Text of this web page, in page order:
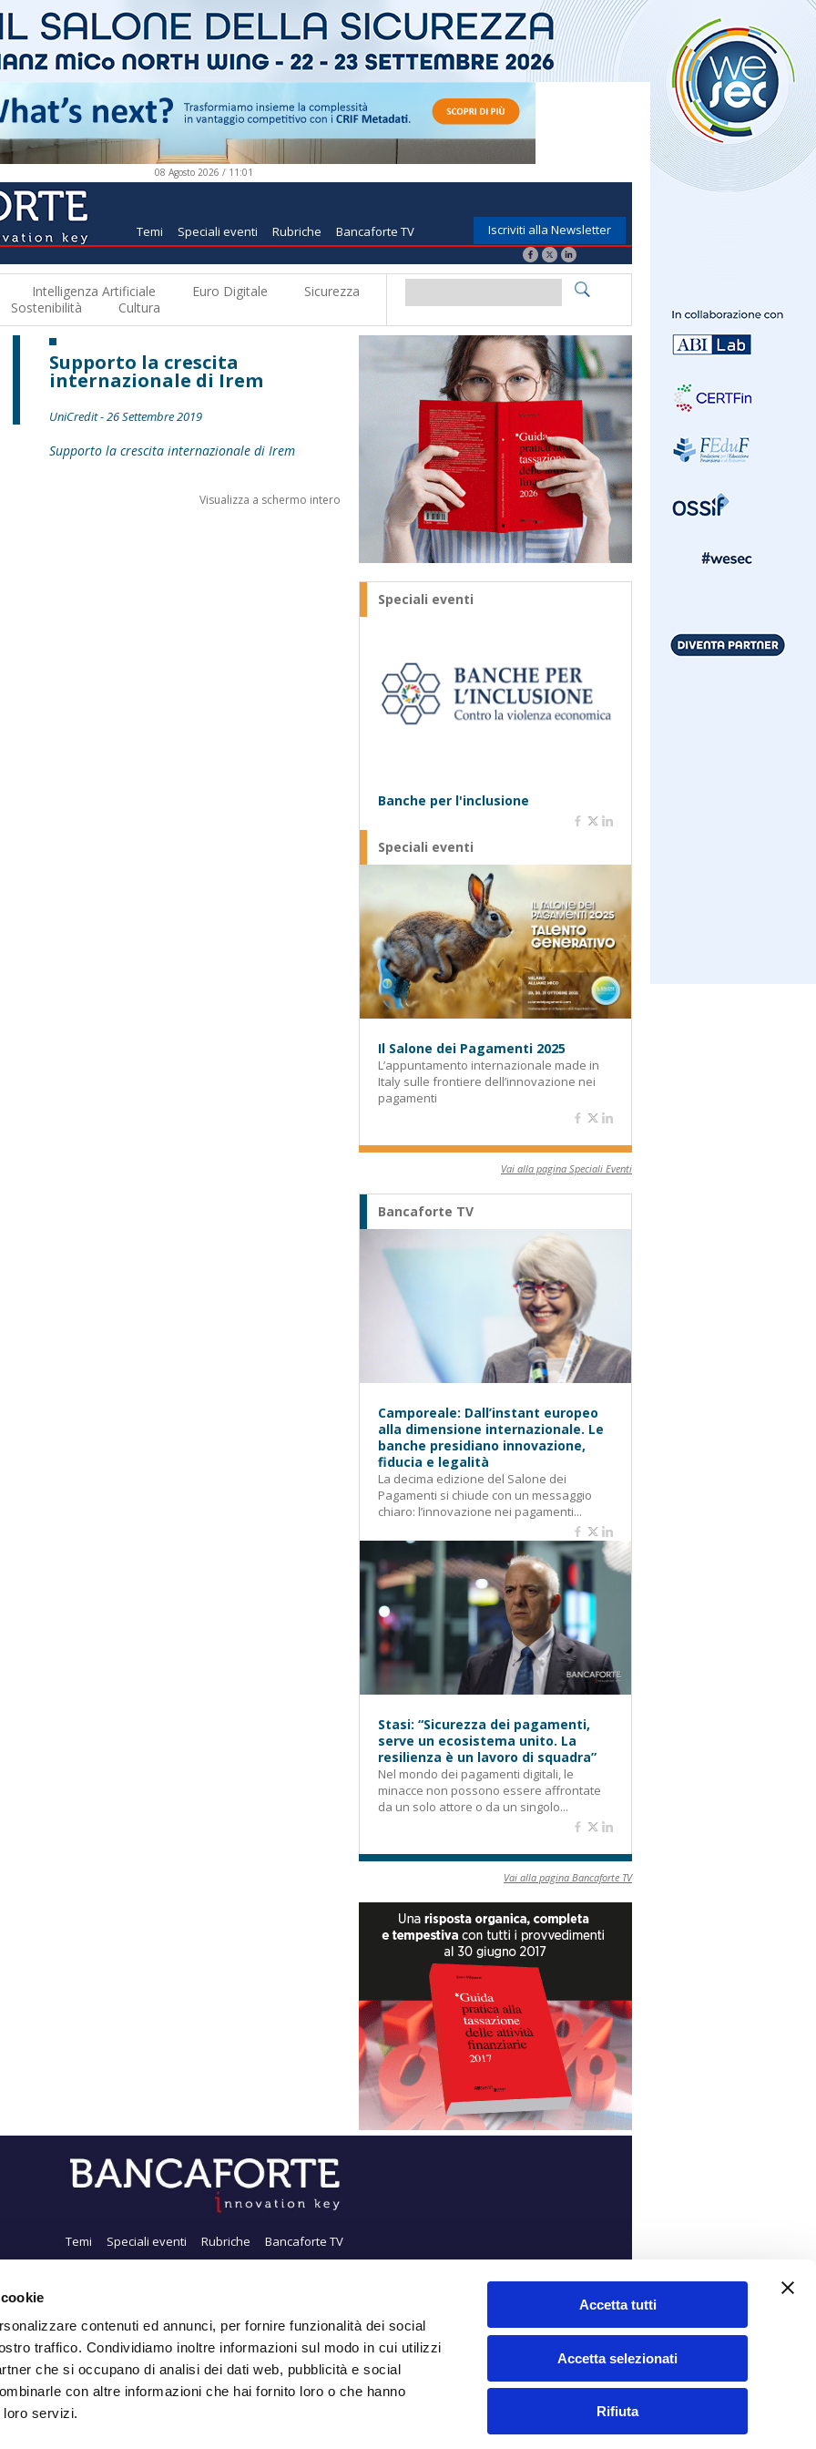
contenuti ed annunci, per fornire funzionalità dei social
traffico. Condividiamo inoltre informazioni sul modo in cui utilizzi
che si occupano di analisi dei dati web, pubblicità e social
con altre informazioni che hai fornito loro o che hanno
servizi.
Accetta tutti
Accetta selezionati
Rifiuta
08 Agosto 2026 / 11:01
Temi Speciali eventi Rubriche Bancaforte TV Iscriviti alla Newsletter
Intelligenza Artificiale Euro Digitale
Sicurezza
Sostenibilità Cultura
Supporto la crescita
internazionale di Irem
UniCredit - 26 Settembre 2019
Supporto la crescita internazionale di Irem
Visualizza a schermo intero
Speciali eventi
Banche per l'inclusione
Speciali eventi
Il Salone dei Pagamenti 2025
L’appuntamento internazionale made in
Italy sulle frontiere dell’innovazione nei
pagamenti
Vai alla pagina Speciali Eventi
Bancaforte TV
Camporeale: Dall’instant europeo
alla dimensione internazionale. Le
banche presidiano innovazione,
fiducia e legalità
La decima edizione del Salone dei
Pagamenti si chiude con un messaggio
chiaro: l’innovazione nei pagamenti...
Stasi: “Sicurezza dei pagamenti,
serve un ecosistema unito. La
resilienza è un lavoro di squadra”
Nel mondo dei pagamenti digitali, le
minacce non possono essere affrontate
da un solo attore o da un singolo...
Vai alla pagina Bancaforte TV
Temi Speciali eventi Rubriche Bancaforte TV
siamo
Iscriviti alla Newsletter